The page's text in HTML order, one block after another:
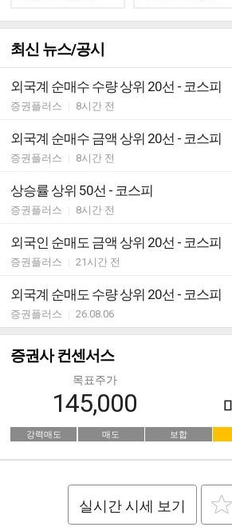
최신 뉴스/공시
외국계 순매수 수량 상위 20선 - 코스피
증권플러스 8시간 전
외국계 순매수 금액 상위 20선 - 코스피
증권플러스 8시간 전
상승률 상위 50선 - 코스피
증권플러스 8시간 전
외국인 순매도 금액 상위 20선 - 코스피
증권플러스 21시간 전
외국계 순매도 수량 상위 20선 - 코스피
증권플러스 26.08.06
증권사 컨센서스
목표주가
145,000
강력매도 매도 보합
실시간 시세 보기